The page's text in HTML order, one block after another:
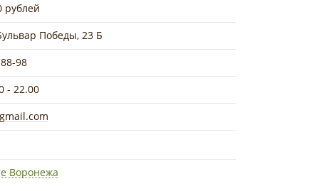
рублей
Победы, 23 Б
98
- 22.00
Воронежа